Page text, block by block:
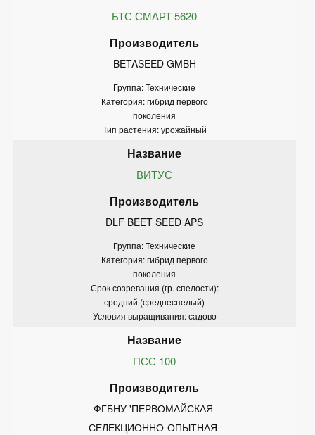
БТС СМАРТ 5620
BETASEED GMBH
Группа: Технические
Категория: гибрид первого
поколения
Тип растения: урожайный
ВИТУС
DLF BEET SEED APS
Группа: Технические
Категория: гибрид первого
поколения
Срок созревания (гр. спелости):
средний (среднеспелый)
Условия выращивания: садово
ПСС 100
ФГБНУ 'ПЕРВОМАЙСКАЯ
СЕЛЕКЦИОННО-ОПЫТНАЯ